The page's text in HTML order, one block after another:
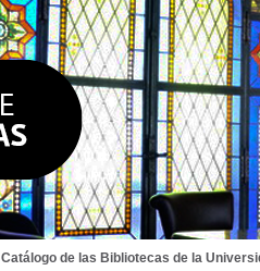
Catálogo de las Bibliotecas de la